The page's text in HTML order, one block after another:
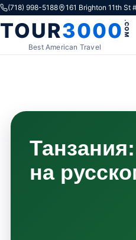
Skip to content
(718) 998-5188 161 Brighton 11th St
TOUR3000.COM
Best American Travel
на